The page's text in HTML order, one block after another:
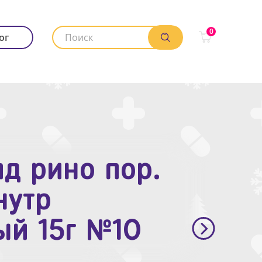
0
рино пор.
15г №10
п.п.о. 10мг